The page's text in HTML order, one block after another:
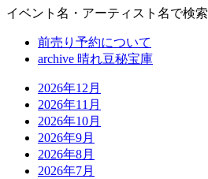
イベント名・アーティスト名で検索
前売り予約について
archive 晴れ豆秘宝庫
2026年12月
2026年11月
2026年10月
2026年9月
2026年8月
2026年7月